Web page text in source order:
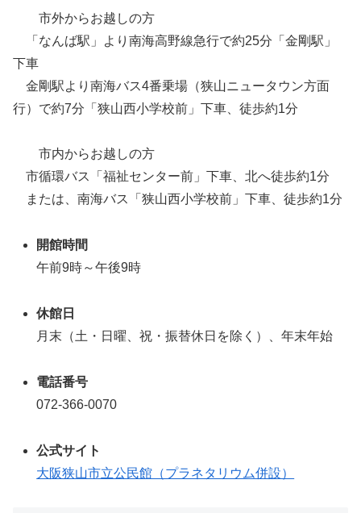
市外からお越しの方
「なんば駅」より南海高野線急行で約25分「金剛駅」
下車
金剛駅より南海バス4番乗場（狭山ニュータウン方面
行）で約7分「狭山西小学校前」下車、徒歩約1分
市内からお越しの方
市循環バス「福祉センター前」下車、北へ徒歩約1分
または、南海バス「狭山西小学校前」下車、徒歩約1分
開館時間
午前9時～午後9時
休館日
月末（土・日曜、祝・振替休日を除く）、年末年始
電話番号
072-366-0070
公式サイト
大阪狭山市立公民館（プラネタリウム併設）